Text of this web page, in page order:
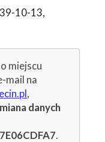
10-13,
miejscu
mail na
,
danych
.